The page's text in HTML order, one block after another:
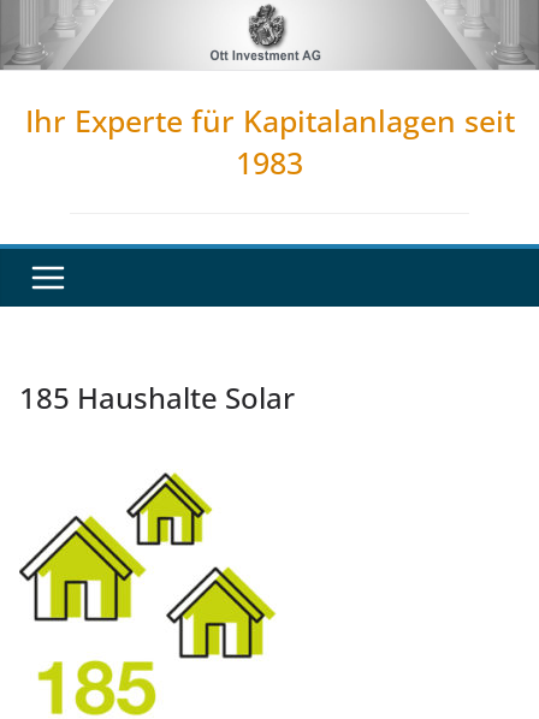
Inhalt
Ihr Experte für Kapitalanlagen seit
1983
185 Haushalte Solar